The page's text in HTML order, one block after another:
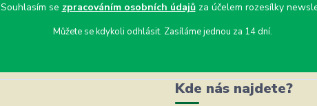
Souhlasím se zpracováním osobních údajůza účelem rozesílky
Můžete se kdykoli odhlásit. Zasíláme jednou za 14 dní.
Kde nás najdete?